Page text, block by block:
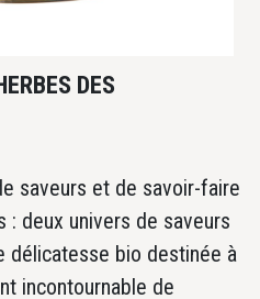
DES
saveurs et de savoir-faire
: deux univers de saveurs
délicatesse bio destinée à
incontournable de